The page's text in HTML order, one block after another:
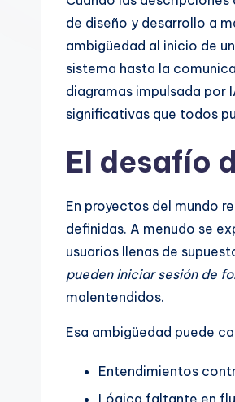
A
de diseño y desarrollo a
ambigüedad al inicio de
sistema hasta la
diagramas impulsada por
significativas que todos
El desafío
En proyectos del mundo
definidas. A menudo se
usuarios llenas de
pueden iniciar sesión de
malentendidos.
Esa ambigüedad puede
Entendimientos